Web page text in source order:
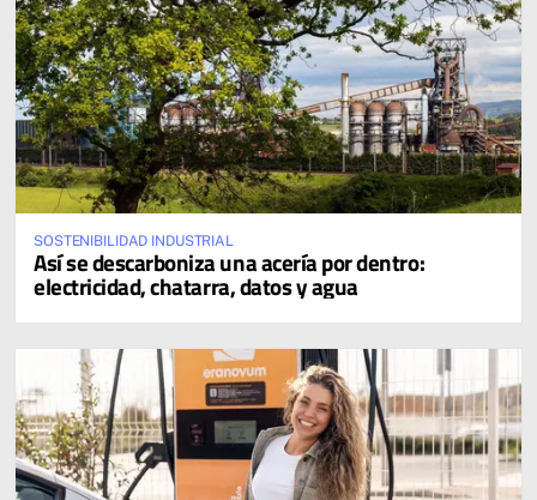
SOSTENIBILIDAD INDUSTRIAL
Así se descarboniza una acería por dentro:
electricidad, chatarra, datos y agua